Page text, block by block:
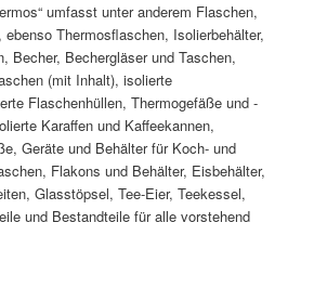
umfasst unter anderem Flaschen,
ebenso Thermosflaschen, Isolierbehälter,
Becher, Bechergläser und Taschen,
(mit Inhalt), isolierte
Flaschenhüllen, Thermogefäße und -
Karaffen und Kaffeekannen,
Geräte und Behälter für Koch- und
Flakons und Behälter, Eisbehälter,
Glasstöpsel, Tee-Eier, Teekessel,
und Bestandteile für alle vorstehend